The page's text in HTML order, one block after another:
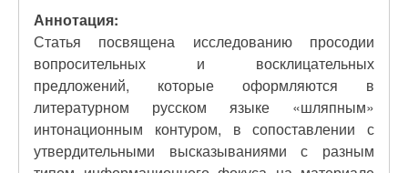
Аннотация:
Статья посвящена исследованию просодии
вопросительных и восклицательных
предложений, которые оформляются в
литературном русском языке «шляпным»
интонационным контуром, в сопоставлении с
утвердительными высказываниями с разным